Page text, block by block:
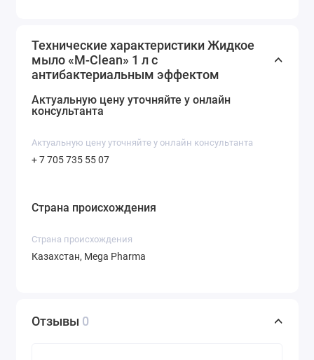
Технические характеристики Жидкое
мыло «M-Clean» 1 л с
антибактериальным эффектом
Актуальную цену уточняйте у онлайн
консультанта
Актуальную цену уточняйте у онлайн консультанта
+ 7 705 735 55 07
Страна происхождения
Cтрана происхождения
Казахстан, Mega Pharma
Отзывы 0